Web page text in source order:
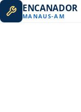
ENCANADOR
MANAUS-AM